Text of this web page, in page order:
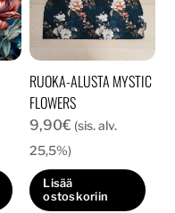
valinnat
tuotteen
sivulla.
RUOKA-ALUSTA MYSTIC
FLOWERS
9,90€ (sis. alv.
25,5%)
Lisää
ostoskoriin